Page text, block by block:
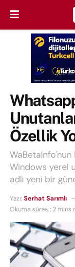
Özellik
Windows yerel
adlı yeni bir
Yazı: Serhat Sarımlı
Okuma süresi: 2 mins